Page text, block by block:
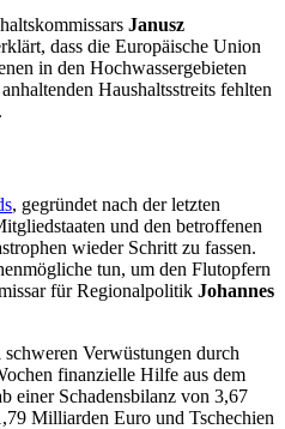
Janusz
dass die Europäische Union
in den Hochwassergebieten
Haushaltsstreits fehlten
, gegründet nach der letzten
und den betroffenen
wieder Schritt zu fassen.
tun, um den Flutopfern
für Regionalpolitik Johannes
Verwüstungen durch
finanzielle Hilfe aus dem
einer Schadensbilanz von 3,67
Milliarden Euro und Tschechien